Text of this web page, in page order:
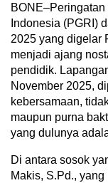
Indonesia (PGRI)
2025 yang digelar
menjadi ajang
pendidik.
November 2025,
kebersamaan,
maupun purna
yang dulunya
Di antara sosok
Makis, S.Pd.,